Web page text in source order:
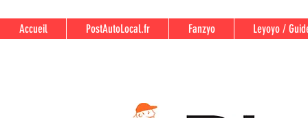
Accueil PostAutoLocal.fr Fanzyo Leyoyo /